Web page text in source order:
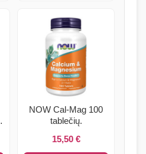
NOW Cal-Mag 100
tablečių.
15,50 €